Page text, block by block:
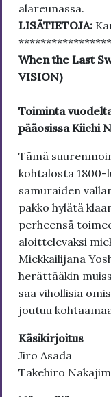
alareunassa.
LISÄTIETOJA:
When the Last
VISION)
Toiminta
pääosissa Kiichi
Tämä
kohtalosta 1800-
samuraiden
pakko hylätä
perheensä
aloittelevaksi
Miekkailijana
herättääkin
saa vihollisia
joutuu
Käsikirjoitus
Jiro Asada
Takehiro